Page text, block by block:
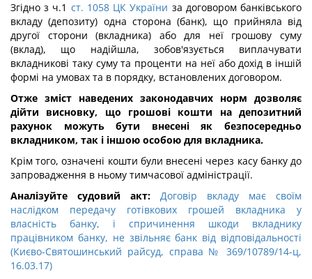
Згідно з ч.1 ст. 1058 ЦК України за договором банківського
вкладу (депозиту) одна сторона (банк), що прийняла від
другої сторони (вкладника) або для неї грошову суму
(вклад), що надійшла, зобов'язується виплачувати
вкладникові таку суму та проценти на неї або дохід в іншій
формі на умовах та в порядку, встановлених договором.
Отже зміст наведених законодавчих норм дозволяє
дійти висновку, що грошові кошти на депозитний
рахунок можуть бути внесені як безпосередньо
вкладником, так і іншою особою для вкладника.
Крім того, означені кошти були внесені через касу банку до
запровадження в ньому тимчасової адміністрації.
Аналізуйте судовий акт:
Договір вкладу має своїм
наслідком передачу готівкових грошей вкладника у
власність банку, і спричинення шкоди вкладнику
працівником банку, не звільняє банк від відповідальності
(Києво-Святошинський райсуд, справа № 369/10789/14-ц,
16.03.17)